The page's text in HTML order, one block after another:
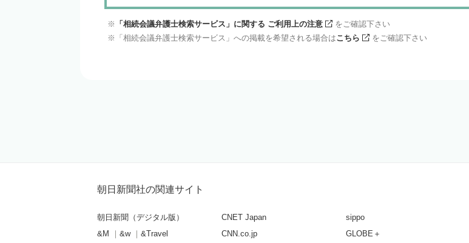
「相続会議弁護士検索サービス」に関する ご利用上の注意
をご確認下さい
「相続会議弁護士検索サービス」への掲載を希望される場合はこちら をご確認下さい
朝日新聞社の関連サイト
朝日新聞（デジタル版）
&M
&w &Travel
CNET Japan
CNN.co.jp
sippo
GLOBE＋